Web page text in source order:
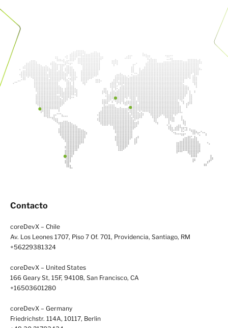
Contacto
coreDevX – Chile
Av. Los Leones 1707, Piso 7 Of. 701, Providencia, Santiago, RM
+56229381324
coreDevX – United States
166 Geary St, 15F, 94108, San Francisco, CA
+16503601280
coreDevX – Germany
Friedrichstr. 114A, 10117, Berlin